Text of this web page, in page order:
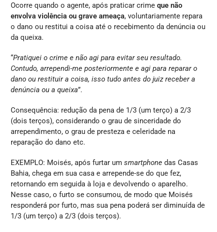
Ocorre quando o agente, após praticar crimeque não
envolva violência ou grave ameaça, voluntariamente repara
o dano ou restitui a coisa até o recebimento da denúncia ou
da queixa.
“Pratiquei o crime e não agi para evitar seu resultado.
Contudo, arrependi-me posteriormente e agi para reparar o
dano ou restituir a coisa, isso tudo antes do juiz receber a
denúncia ou a queixa”.
Consequência: redução da pena de 1/3 (um terço) a 2/3
(dois terços), considerando o grau de sinceridade do
arrependimento, o grau de presteza e celeridade na
reparação do dano etc.
EXEMPLO: Moisés, após furtar umsmartphonedas Casas
Bahia, chega em sua casa e arrepende-se do que fez,
retornando em seguida à loja e devolvendo o aparelho.
Nesse caso, o furto se consumou, de modo que Moisés
responderá por furto, mas sua pena poderá ser diminuída de
1/3 (um terço) a 2/3 (dois terços).